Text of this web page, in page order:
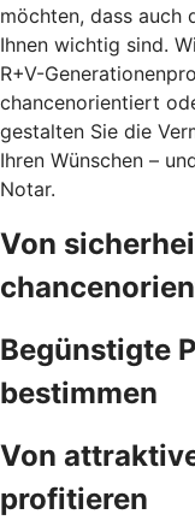
möchten, dass auch
Ihnen wichtig sind.
R+V-
chancenorientiert
gestalten Sie die
Ihren Wünschen –
Notar.
Von
Begünstigte
bestimmen
Von
profitieren